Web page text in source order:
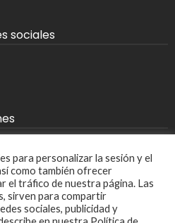
sociales
para personalizar la sesión y el
como también ofrecer
el tráfico de nuestra página. Las
sirven para compartir
sociales, publicidad y